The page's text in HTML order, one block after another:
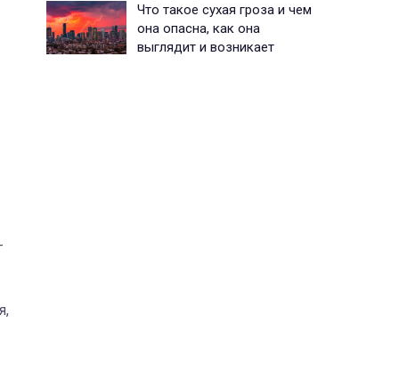
Что такое сухая гроза и чем
она опасна, как она
выглядит и возникает